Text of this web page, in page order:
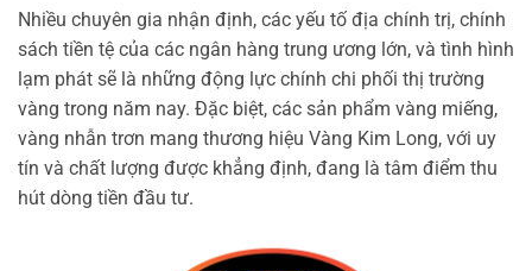
Nhiều chuyên gia nhận định, các yếu tố địa chính trị, chính
sách tiền tệ của các ngân hàng trung ương lớn, và tình hình
lạm phát sẽ là những động lực chính chi phối thị trường
vàng trong năm nay. Đặc biệt, các sản phẩm vàng miếng,
vàng nhẫn trơn mang thương hiệu Vàng Kim Long, với uy
tín và chất lượng được khẳng định, đang là tâm điểm thu
hút dòng tiền đầu tư.